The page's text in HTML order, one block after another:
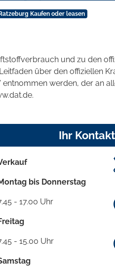
Kaufen oder leasen
und zu den
über den offiziellen
werden, der an
Ihr
bis Donnerstag
- 17.00 Uhr
- 15.00 Uhr